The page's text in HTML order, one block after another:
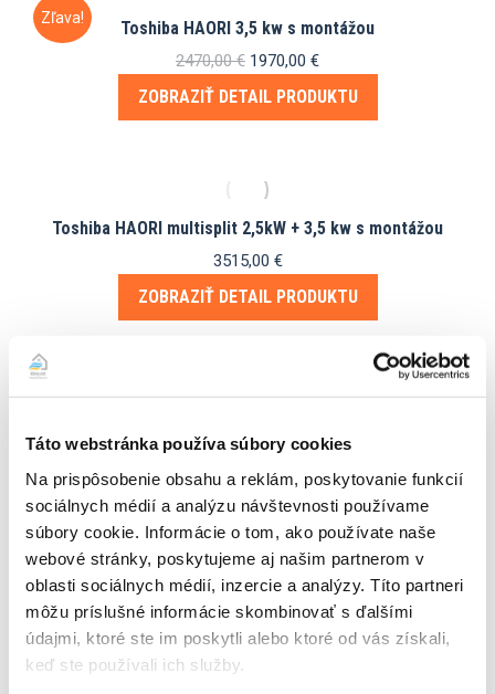
Táto webstránka používa súbory cookies
Na prispôsobenie obsahu a reklám, poskytovanie funkcií
sociálnych médií a analýzu návštevnosti používame
súbory cookie. Informácie o tom, ako používate naše
webové stránky, poskytujeme aj našim partnerom v
oblasti sociálnych médií, inzercie a analýzy. Títo partneri
môžu príslušné informácie skombinovať s ďalšími
údajmi, ktoré ste im poskytli alebo ktoré od vás získali,
keď ste používali ich služby.
Zľava! Toshiba HAORI 3,5 kw s montážou
2470,00€ Pôvodná
cena
1970,00 €Aktuálna
cena
ZOBRAZIŤ DETAIL PRODUKTU
Toshiba HAORI multisplit 2,5kW + 3,5 kw s montážou
3515,00 €
ZOBRAZIŤ DETAIL PRODUKTU
ZOBRAZIŤ DETAIL PRODUKTU
Toshiba Multisplit Shorai EDGE CURVE White 2,5kW + HAORI
4,6kW s montážou